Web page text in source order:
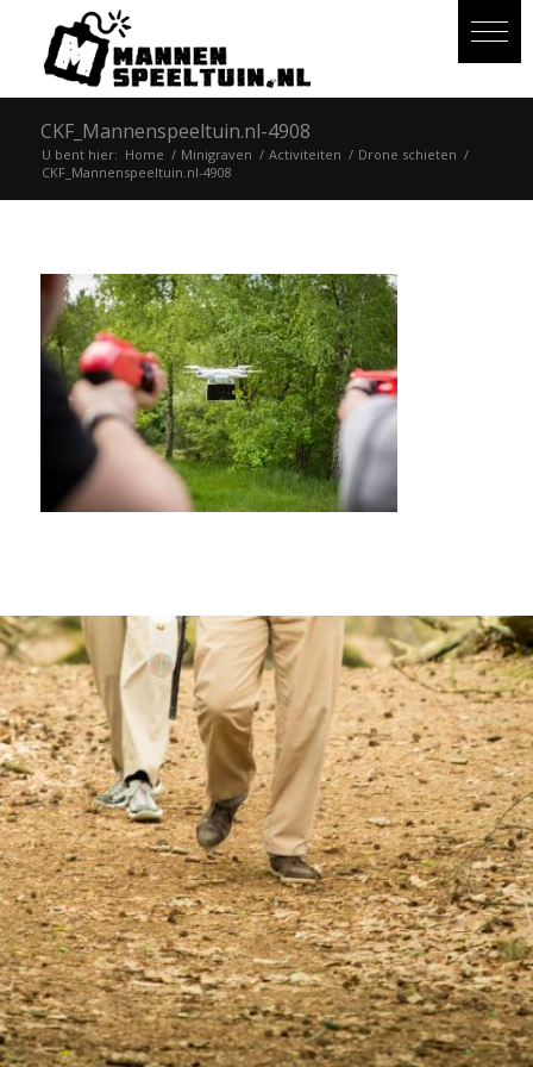
CKF_Mannenspeeltuin.nl-4908
U bent hier: Home / Minigraven / Activiteiten / Drone schieten /
CKF_Mannenspeeltuin.nl-4908